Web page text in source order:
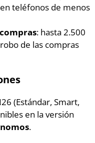
teléfonos de menos
: hasta 2.500
de las compras
(Estándar, Smart,
en la versión
.